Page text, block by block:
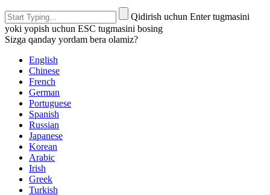
Qidirish uchun Enter tugmasini
yoki yopish uchun ESC tugmasini bosing
Sizga qanday yordam bera olamiz?
English
Chinese
French
German
Portuguese
Spanish
Russian
Japanese
Korean
Arabic
Irish
Greek
Turkish